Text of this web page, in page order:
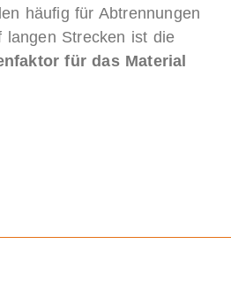
häufig für Abtrennungen
langen Strecken ist die
für das Material